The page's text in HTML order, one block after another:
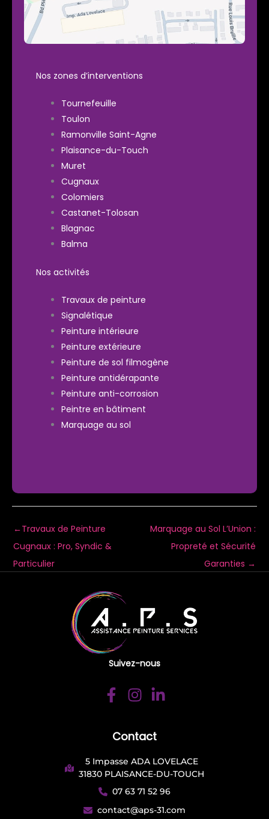
Nos zones d’interventions
Tournefeuille
Toulon
Ramonville Saint-Agne
Plaisance-du-Touch
Muret
Cugnaux
Colomiers
Castanet-Tolosan
Blagnac
Balma
Nos activités
Travaux de peinture
Signalétique
Peinture intérieure
Peinture extérieure
Peinture de sol filmogène
Peinture antidérapante
Peinture anti-corrosion
Peintre en bâtiment
Marquage au sol
←Travaux de Peinture
Cugnaux : Pro, Syndic &
Particulier
Marquage au Sol L’Union :
Propreté et Sécurité
Garanties →
Suivez-nous
Contact
5 Impasse ADA LOVELACE
31830 PLAISANCE-DU-TOUCH
07 63 71 52 96
contact@aps-31.com